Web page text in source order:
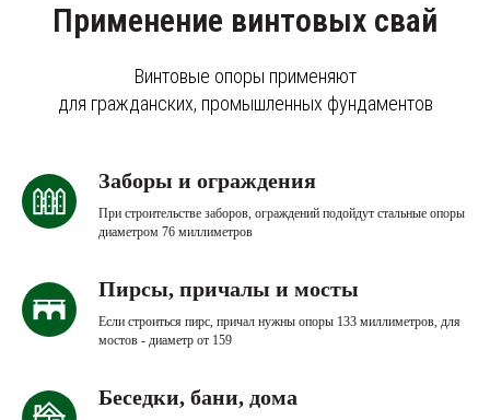
Применение винтовых свай
Винтовые опоры применяют
для гражданских, промышленных фундаментов
Заборы и ограждения
При строительстве заборов, ограждений подойдут стальные опоры
диаметром 76 миллиметров
Пирсы, причалы и мосты
Если строиться пирс, причал нужны опоры 133 миллиметров, для
мостов - диаметр от 159
Беседки, бани, дома